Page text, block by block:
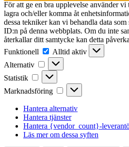
För att ge en bra upplevelse använder
lagra och/eller komma åt
dessa tekniker kan vi behandla data
ID:n på denna webbplats. Om du inte
återkallar ditt samtycke kan detta
Funktionell
Funktionell
Alltid aktiv
Alternativ
Alternativ
Statistik Statistik
Marknadsföring Marknadsföring
Hantera alternativ
Hantera tjänster
Hantera {vendor_count}-
Läs mer om dessa syften